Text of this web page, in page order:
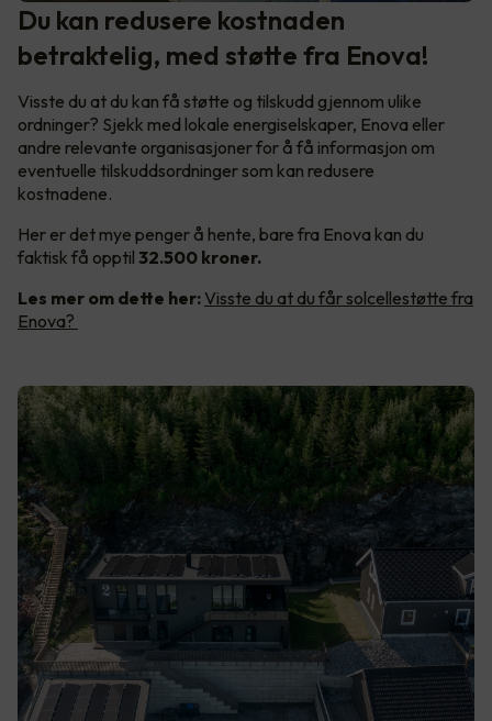
Du kan redusere kostnaden
betraktelig, med støtte fra Enova!
Visste du at du kan få støtte og tilskudd gjennom ulike
ordninger? Sjekk med lokale energiselskaper, Enova eller
andre relevante organisasjoner for å få informasjon om
eventuelle tilskuddsordninger som kan redusere
kostnadene.
Her er det mye penger å hente, bare fra Enova kan du
faktisk få opptil 32.500 kroner.
Les mer om dette her: Visste du at du får solcellestøtte fra
Enova?